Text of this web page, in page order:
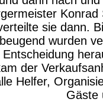
sie dann.
wurden
der
Helfer,
Gäste